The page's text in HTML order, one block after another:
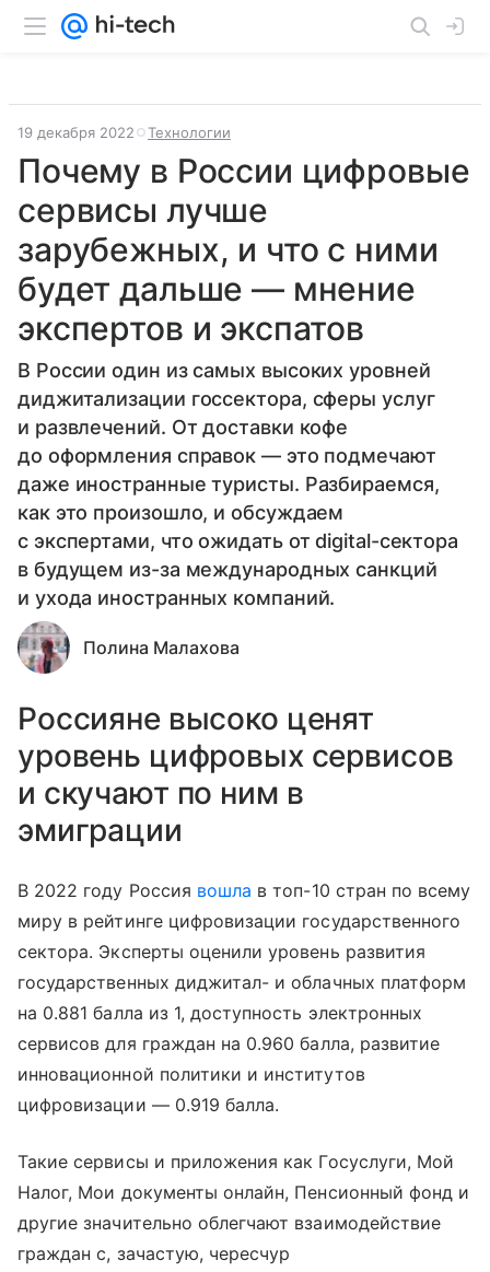
19 декабря 2022 Технологии
Почему в России цифровые
сервисы лучше
зарубежных, и что с ними
будет дальше — мнение
экспертов и экспатов
В России один из самых высоких уровней
диджитализации госсектора, сферы услуг
и развлечений. От доставки кофе
до оформления справок — это подмечают
даже иностранные туристы. Разбираемся,
как это произошло, и обсуждаем
с экспертами, что ожидать от digital-сектора
в будущем из-за международных санкций
и ухода иностранных компаний.
Полина Малахова
Россияне высоко ценят
уровень цифровых сервисов
и скучают по ним в
эмиграции
В 2022 году Россия вошла в топ-10 стран по всему
миру в рейтинге цифровизации государственного
сектора. Эксперты оценили уровень развития
государственных диджитал- и облачных платформ
на 0.881 балла из 1, доступность электронных
сервисов для граждан на 0.960 балла, развитие
инновационной политики и институтов
цифровизации — 0.919 балла.
Такие сервисы и приложения как Госуслуги, Мой
Налог, Мои документы онлайн, Пенсионный фонд и
другие значительно облегчают взаимодействие
граждан с, зачастую, чересчур